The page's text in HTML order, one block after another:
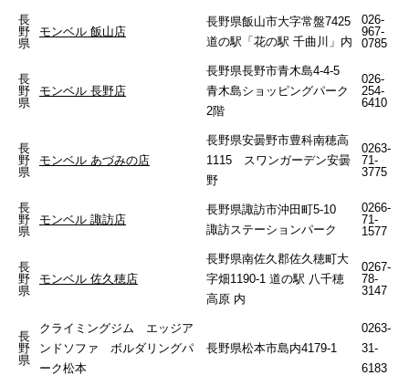
長
野
県
モンベル 飯山店
長野県飯山市大字常盤7425
道の駅「花の駅 千曲川」内
026-
967-
0785
長
野
県
モンベル 長野店
長野県長野市青木島4-4-5
青木島ショッピングパーク
2階
026-
254-
6410
長
野
県
モンベル あづみの店
長野県安曇野市豊科南穂高
1115 スワンガーデン安曇
野
0263-
71-
3775
長
野
県
モンベル 諏訪店
長野県諏訪市沖田町5-10
諏訪ステーションパーク
0266-
71-
1577
長
野
県
モンベル 佐久穂店
長野県南佐久郡佐久穂町大
字畑1190-1 道の駅 八千穂
高原 内
0267-
78-
3147
長
野
県
クライミングジム エッジア
ンドソファ ボルダリングパ
ーク松本
長野県松本市島内4179-1
0263-
31-
6183